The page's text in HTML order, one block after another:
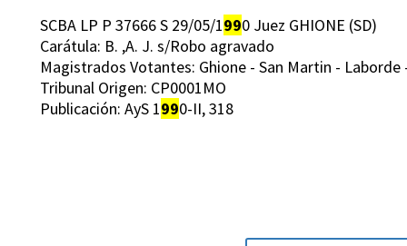
SCBA LP P 37666 S 29/05/1990 Juez GHIONE (SD)
Carátula: B. ,A. J. s/Robo agravado
Magistrados Votantes: Ghione - San Martin -
Tribunal Origen: CP0001MO
Publicación: AyS 1990-II, 318